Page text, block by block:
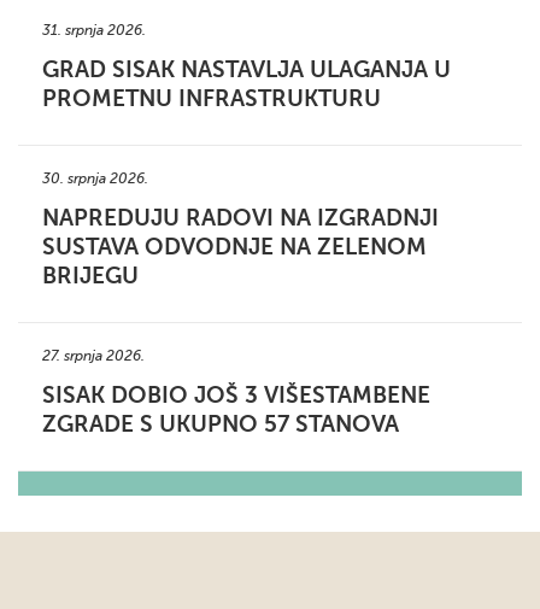
31. srpnja 2026.
GRAD SISAK NASTAVLJA ULAGANJA U
PROMETNU INFRASTRUKTURU
30. srpnja 2026.
NAPREDUJU RADOVI NA IZGRADNJI
SUSTAVA ODVODNJE NA ZELENOM
BRIJEGU
27. srpnja 2026.
SISAK DOBIO JOŠ 3 VIŠESTAMBENE
ZGRADE S UKUPNO 57 STANOVA